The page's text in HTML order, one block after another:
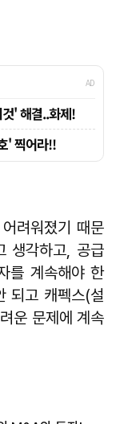
려워졌기 때문
생각하고, 공급
를 계속해야 한
되고 캐펙스(설
운 문제에 계속